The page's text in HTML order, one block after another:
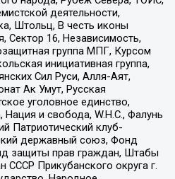
деятельности,
Штольц, В честь иконы
Сектор 16, Независимость,
группа МПГ, Курсом
инициативная группа,
Сил Руси, Алля-Аят,
Ак Умут, Русская
уголовное единство,
и свобода, W.H.С., Фалунь
Патриотический клуб-
державный союз, Фонд
защиты прав граждан, Штабы
СССР Прикубанского округа г.